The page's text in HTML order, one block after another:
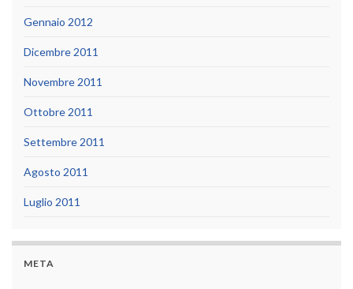
Gennaio 2012
Dicembre 2011
Novembre 2011
Ottobre 2011
Settembre 2011
Agosto 2011
Luglio 2011
META